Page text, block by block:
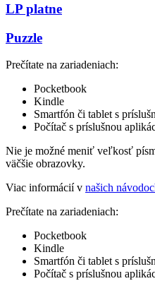
LP platne
Puzzle
Prečítate na zariadeniach:
Pocketbook
Kindle
Smartfón či tablet s
Počítač s príslušnou
Nie je možné meniť veľkosť
väčšie obrazovky.
Viac informácií v našich
Prečítate na zariadeniach:
Pocketbook
Kindle
Smartfón či tablet s
Počítač s príslušnou